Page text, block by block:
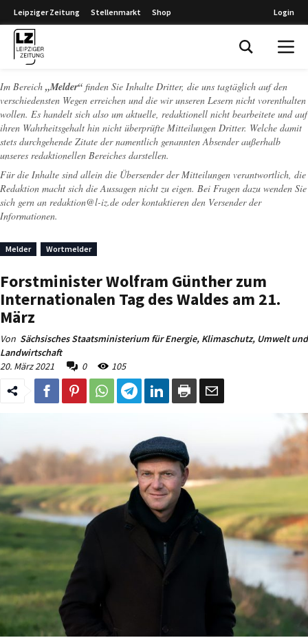
Leipziger Zeitung Stellenmarkt Shop Login
Im Bereich „Melder“ finden Sie Inhalte Dritter, die uns tagtäglich auf den
verschiedensten Wegen erreichen und die wir unseren Lesern nicht vorenthalten
wollen. Es handelt sich also um aktuelle, redaktionell nicht bearbeitete und auf
ihren Wahrheitsgehalt hin nicht überprüfte Mitteilungen Dritter. Welche damit
stets durchgehende Zitate der namentlich genannten Absender außerhalb
unseres redaktionellen Bereiches darstellen.
Für die Inhalte sind allein die Übersender der Mitteilungen verantwortlich, die
Redaktion macht sich die Aussagen nicht zu eigen. Bei Fragen dazu wenden Sie
sich gern an redaktion@l-iz.de oder kontaktieren den Versender der
Informationen.
Melder Wortmelder
Forstminister Wolfram Günther zum
Internationalen Tag des Waldes am 21.
März
Von Sächsisches Staatsministerium für Energie, Klimaschutz, Umwelt und
Landwirtschaft
20. März 2021
0 105